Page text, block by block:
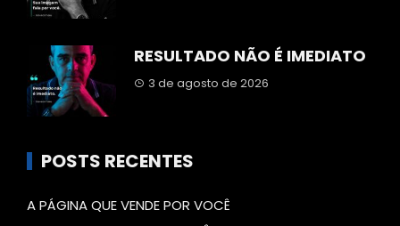
RESULTADO NÃO É IMEDIATO
3 de agosto de 2026
POSTS RECENTES
A PÁGINA QUE VENDE POR VOCÊ